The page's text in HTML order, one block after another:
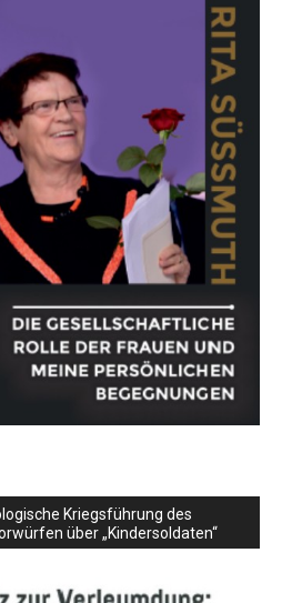
Kriegsführung des
über „Kindersoldaten“